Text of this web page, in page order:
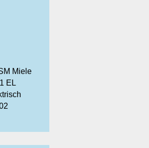
Miele
EL